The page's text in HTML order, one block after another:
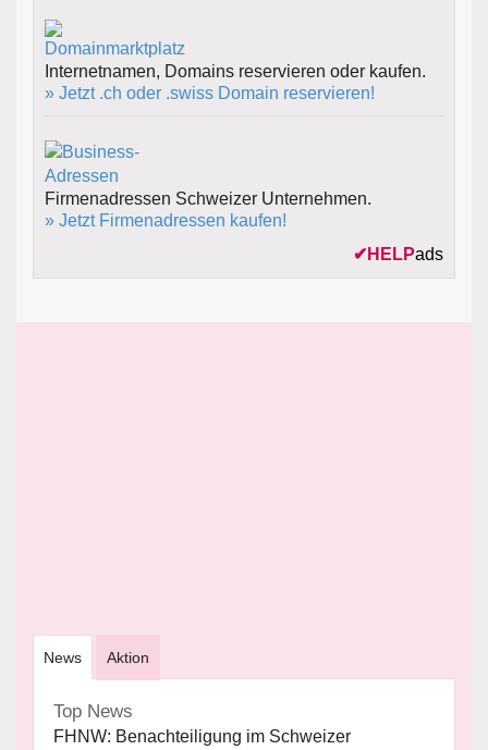
Internetnamen, Domains reservieren oder kaufen.
» Jetzt .ch oder .swiss Domain reservieren!
Firmenadressen Schweizer Unternehmen.
» Jetzt Firmenadressen kaufen!
✔ HELPads
News Aktion
Top News
FHNW: Benachteiligung im Schweizer